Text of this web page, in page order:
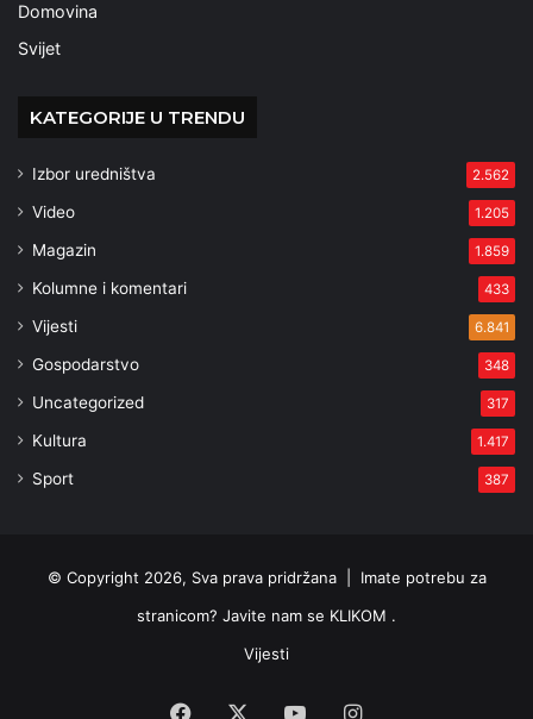
Domovina
Svijet
KATEGORIJE U TRENDU
Izbor uredništva 2.562
Video 1.205
Magazin 1.859
Kolumne i komentari 433
Vijesti 6.841
Gospodarstvo 348
Uncategorized 317
Kultura 1.417
Sport 387
© Copyright 2026, Sva prava pridržana | Imate potrebu za
stranicom? Javite nam se KLIKOM .
Vijesti
Facebook YouTubeInstagram